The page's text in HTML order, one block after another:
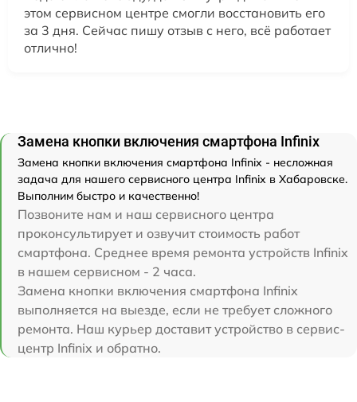
этом сервисном центре смогли восстановить его
за 3 дня. Сейчас пишу отзыв с него, всё работает
отлично!
Замена кнопки включения смартфона Infinix
Замена кнопки включения смартфона Infinix - несложная
задача для нашего сервисного центра Infinix в Хабаровске.
Выполним быстро и качественно!
Позвоните нам и наш сервисного центра
проконсультирует и озвучит стоимость работ
смартфона. Среднее время ремонта устройств Infinix
в нашем сервисном - 2 часа.
Замена кнопки включения смартфона Infinix
выполняется на выезде, если не требует сложного
ремонта. Наш курьер доставит устройство в сервис-
центр Infinix и обратно.